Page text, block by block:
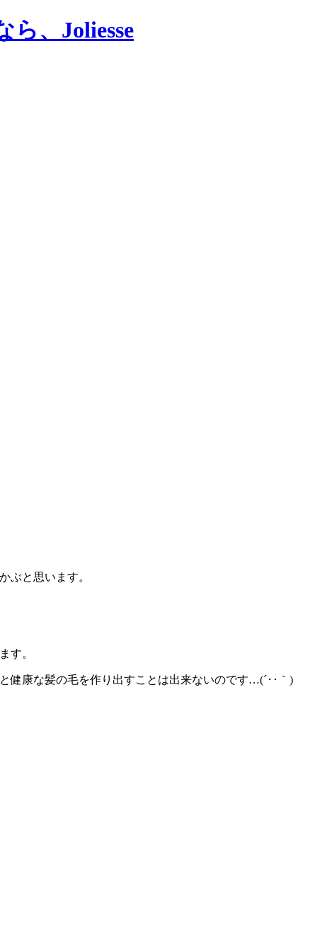
ぶと思います。
す。
健康な髪の毛を作り出すことは出来ないのです…(´･･｀)